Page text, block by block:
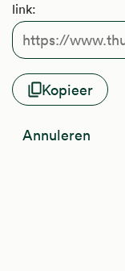
link:
Kopieer
Annuleren